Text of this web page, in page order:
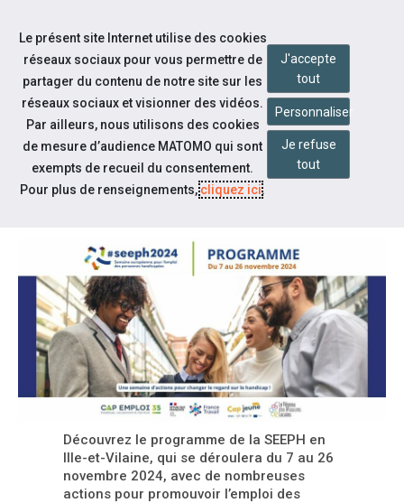
Aller au contenu
Notre actualité
SEEPH 2024 : LE PROGRAMME
Découvrez le programme de la SEEPH en
Ille-et-Vilaine, qui se déroulera du 7 au 26
novembre 2024, avec de nombreuses
actions pour promouvoir l’emploi des
Le présent site Internet utilise des cookies
réseaux sociaux pour vous permettre de
partager du contenu de notre site sur les
réseaux sociaux et visionner des vidéos.
Par ailleurs, nous utilisons des cookies
de mesure d’audience MATOMO qui sont
exempts de recueil du consentement.
Pour plus de renseignements,cliquez ici.
J'accepte
tout
Personnaliser
Je refuse
tout